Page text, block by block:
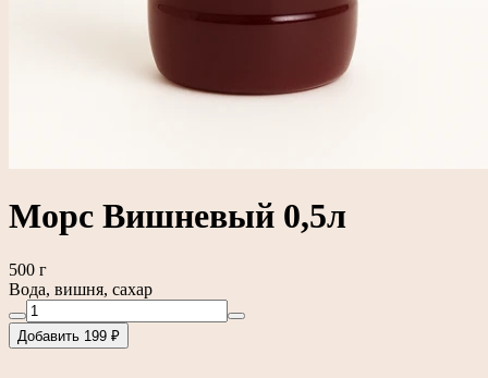
Морс Вишневый 0,5л
500 г
Вода, вишня, сахар
Добавить 199 ₽